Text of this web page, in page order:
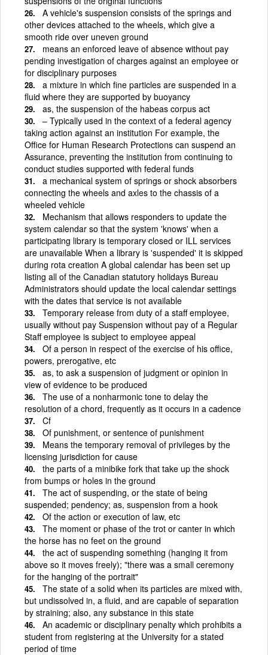
A vehicle's suspension consists of the springs and
other devices attached to the wheels, which give a
smooth ride over uneven ground
means an enforced leave of absence without pay
pending investigation of charges against an employee or
for disciplinary purposes
a mixture in which fine particles are suspended in a
fluid where they are supported by buoyancy
as, the suspension of the habeas corpus act
– Typically used in the context of a federal agency
taking action against an institution For example, the
Office for Human Research Protections can suspend an
Assurance, preventing the institution from continuing to
conduct studies supported with federal funds
a mechanical system of springs or shock absorbers
connecting the wheels and axles to the chassis of a
wheeled vehicle
Mechanism that allows responders to update the
system calendar so that the system 'knows' when a
participating library is temporary closed or ILL services
are unavailable When a library is 'suspended' it is skipped
during rota creation A global calendar has been set up
listing all of the Canadian statutory holidays Bureau
Administrators should update the local calendar settings
with the dates that service is not available
Temporary release from duty of a staff employee,
usually without pay Suspension without pay of a Regular
Staff employee is subject to employee appeal
Of a person in respect of the exercise of his office,
powers, prerogative, etc
as, to ask a suspension of judgment or opinion in
view of evidence to be produced
The use of a nonharmonic tone to delay the
resolution of a chord, frequently as it occurs in a cadence
Cf
Of punishment, or sentence of punishment
Means the temporary removal of privileges by the
licensing jurisdiction for cause
the parts of a minibike fork that take up the shock
from bumps or holes in the ground
The act of suspending, or the state of being
suspended; pendency; as, suspension from a hook
Of the action or execution of law, etc
The moment or phase of the trot or canter in which
the horse has no feet on the ground
the act of suspending something (hanging it from
above so it moves freely); "there was a small ceremony
for the hanging of the portrait"
The state of a solid when its particles are mixed with,
but undissolved in, a fluid, and are capable of separation
by straining; also, any substance in this state
An academic or disciplinary penalty which prohibits a
student from registering at the University for a stated
period of time